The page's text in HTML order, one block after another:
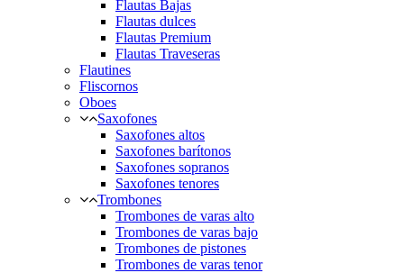
Flautas Bajas
Flautas dulces
Flautas Premium
Flautas Traveseras
Flautines
Fliscornos
Oboes
Saxofones
Saxofones altos
Saxofones barítonos
Saxofones sopranos
Saxofones tenores
Trombones
Trombones de varas alto
Trombones de varas bajo
Trombones de pistones
Trombones de varas tenor